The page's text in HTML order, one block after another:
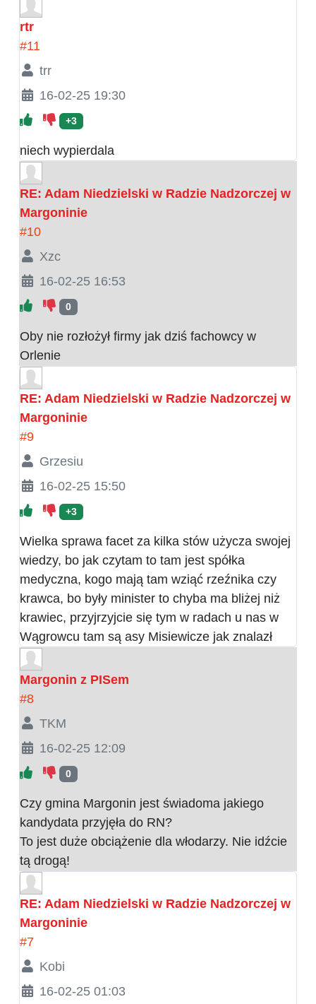
rtr
#11
trr
16-02-25 19:30
+3
niech wypierdala
RE: Adam Niedzielski w Radzie Nadzorczej w
Margoninie
#10
Xzc
16-02-25 16:53
0
Oby nie rozłożył firmy jak dziś fachowcy w
Orlenie
RE: Adam Niedzielski w Radzie Nadzorczej w
Margoninie
#9
Grzesiu
16-02-25 15:50
+3
Wielka sprawa facet za kilka stów użycza swojej
wiedzy, bo jak czytam to tam jest spółka
medyczna, kogo mają tam wziąć rzeźnika czy
krawca, bo były minister to chyba ma bliżej niż
krawiec, przyjrzyjcie się tym w radach u nas w
Wągrowcu tam są asy Misiewicze jak znalazł
Margonin z PISem
#8
TKM
16-02-25 12:09
0
Czy gmina Margonin jest świadoma jakiego
kandydata przyjęła do RN?
To jest duże obciążenie dla włodarzy. Nie idźcie
tą drogą!
RE: Adam Niedzielski w Radzie Nadzorczej w
Margoninie
#7
Kobi
16-02-25 01:03